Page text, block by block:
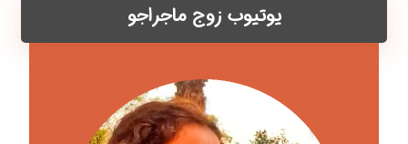
یوتیوب زوج ماجراجو